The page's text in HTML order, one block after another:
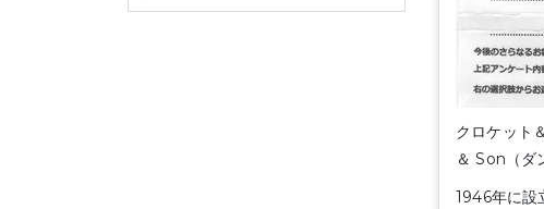
クロケット
＆ Son（ダ
1946年に設